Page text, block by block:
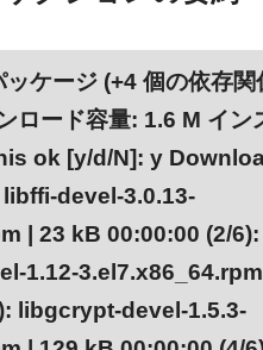
ケージ (+4 個の依存関
ロード容量: 1.6 M イン
ok [y/d/N]: y
devel-3.0.13-
| 23 kB 00:00:00 (2/6):
1.12-
libgcrypt-devel-1.5.3-